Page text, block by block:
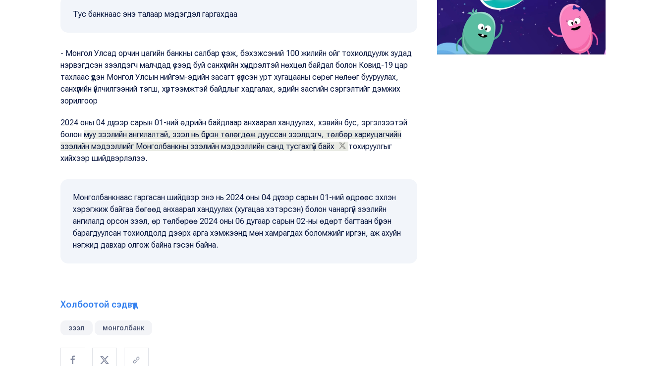
Тус банкнаас энэ талаар мэдэгдэл гаргахдаа
- Монгол Улсад орчин цагийн банкны салбар үүсэж, бэхэжсэний 100 жилийн ойг тохиолдуулж зудад
нэрвэгдсэн зээлдэгч малчдад үүсээд буй санхүүгийн хүндрэлтэй нөхцөл байдал болон Ковид-19 цар
тахлаас үүдэн Монгол Улсын нийгэм-эдийн засагт үзүүлсэн урт хугацааны сөрөг нөлөөг бууруулах,
санхүүгийн үйлчилгээний тэгш, хүртээмжтэй байдлыг хадгалах, эдийн засгийн сэргэлтийг дэмжих
зорилгоор
2024 оны 04 дүгээр сарын 01-ний өдрийн байдлаар анхаарал хандуулах, хэвийн бус, эргэлзээтэй
болон муу зээлийн ангилалтай, зээл нь бүрэн төлөгдөж дууссан зээлдэгч, төлбөр хариуцагчийн
зээлийн мэдээллийг Монголбанкны зээлийн мэдээллийн санд тусгахгүй байх
тохируулгыг
хийхээр шийдвэрлэлээ.
Монголбанкнаас гаргасан шийдвэр энэ нь 2024 оны 04 дүгээр сарын 01-ний өдрөөс эхлэн
хэрэгжиж байгаа бөгөөд анхаарал хандуулах (хугацаа хэтэрсэн) болон чанаргүй зээлийн
ангилалд орсон зээл, өр төлбөрөө 2024 оны 06 дугаар сарын 02-ны өдөрт багтаан бүрэн
барагдуулсан тохиолдолд дээрх арга хэмжээнд мөн хамрагдах боломжийг иргэн, аж ахуйн
нэгжид давхар олгож байна гэсэн байна.
Холбоотой сэдвүүд
зээл монголбанк